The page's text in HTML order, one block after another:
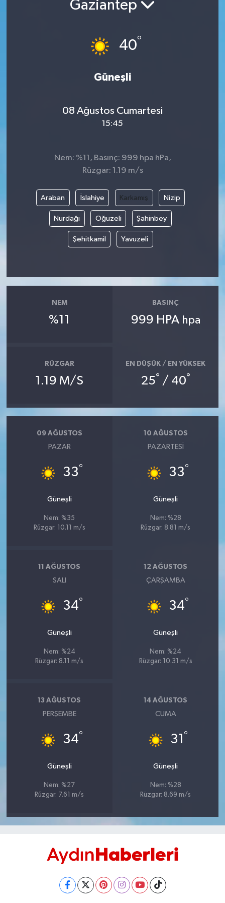
Gaziantep
40°
Güneşli
08 Ağustos Cumartesi
15:45
Nem: %11, Basınç: 999 hpa hPa,
Rüzgar: 1.19 m/s
Araban İslahiye Karkamış Nizip
Nurdağı Oğuzeli Şahinbey
Şehitkamil Yavuzeli
NEM
%11
BASINÇ
999 HPA hpa
RÜZGAR
1.19 M/S
EN DÜŞÜK / EN YÜKSEK
25° / 40°
09 AĞUSTOS
PAZAR
33°
Güneşli
Nem: %35
Rüzgar: 10.11 m/s
10 AĞUSTOS
PAZARTESI
33°
Güneşli
Nem: %28
Rüzgar: 8.81 m/s
11 AĞUSTOS
SALI
34°
Güneşli
Nem: %24
Rüzgar: 8.11 m/s
12 AĞUSTOS
ÇARŞAMBA
34°
Güneşli
Nem: %24
Rüzgar: 10.31 m/s
13 AĞUSTOS
PERŞEMBE
34°
Güneşli
Nem: %27
Rüzgar: 7.61 m/s
14 AĞUSTOS
CUMA
31 °
Güneşli
Nem: %28
Rüzgar: 8.69 m/s
BİLİM VE TEKNOLOJİ
HABERDE İNSAN
KÜLTÜR SANAT
MAGAZİN
SAĞLIK
ŞİRKET HABERLERİ
SPOR
YAŞAM
AFYON
AYDIN
KÜTAHYA
MANİSA
MUĞLA
YURT